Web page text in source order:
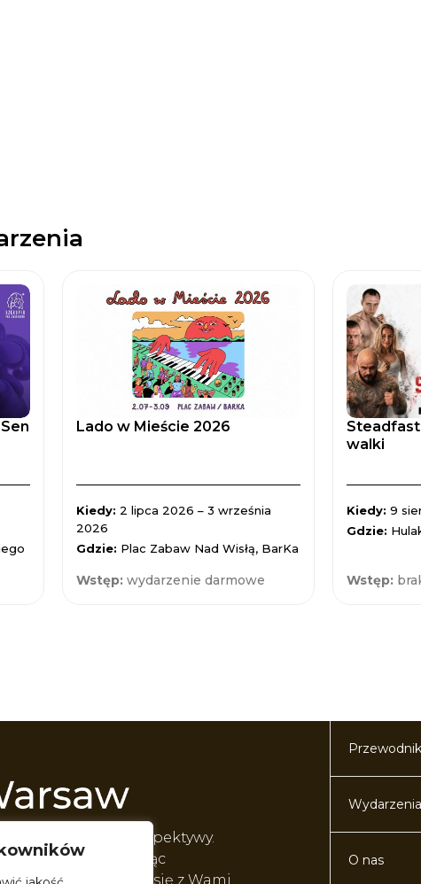
Lado w Mieście 2026
Kiedy: 2 lipca 2026 – 3 września
2026
Gdzie: Plac Zabaw Nad Wisłą, BarKa
Wstęp: wydarzenie darmowe
walki
Kiedy: 9
Gdzie:
Wstęp:
możliwej perspektywy.
miasta tworząc
by podzielić się z Wami
Wydarzenia
O nas